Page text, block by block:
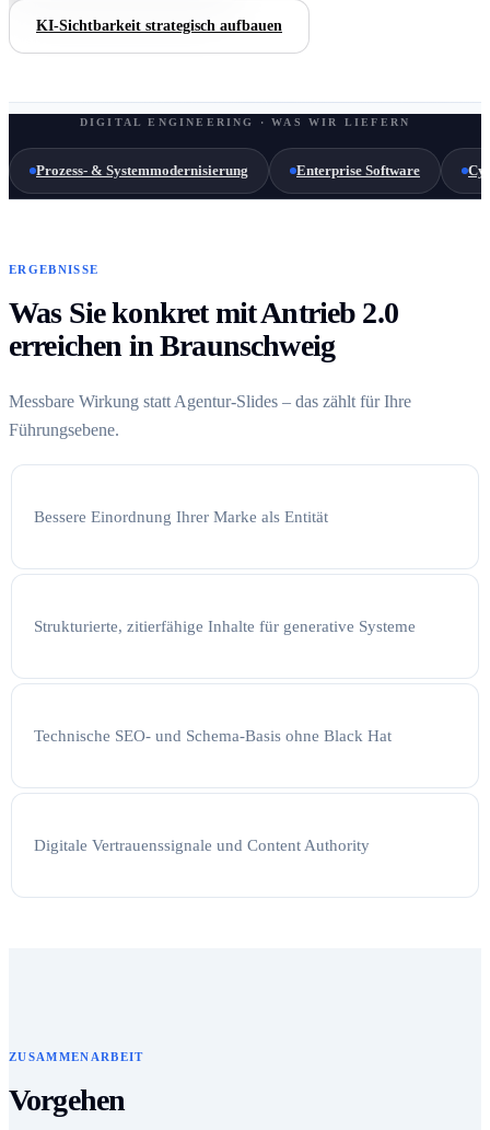
KI-Sichtbarkeit strategisch aufbauen
DIGITAL ENGINEERING · WAS WIR LIEFERN
Prozess- & Systemmodernisierung Enterprise Software
ERGEBNISSE
Was Sie konkret mit Antrieb 2.0
erreichen in Braunschweig
Messbare Wirkung statt Agentur-Slides – das zählt für Ihre
Führungsebene.
Bessere Einordnung Ihrer Marke als Entität
Strukturierte, zitierfähige Inhalte für generative Systeme
Technische SEO- und Schema-Basis ohne Black Hat
Digitale Vertrauenssignale und Content Authority
ZUSAMMENARBEIT
Vorgehen